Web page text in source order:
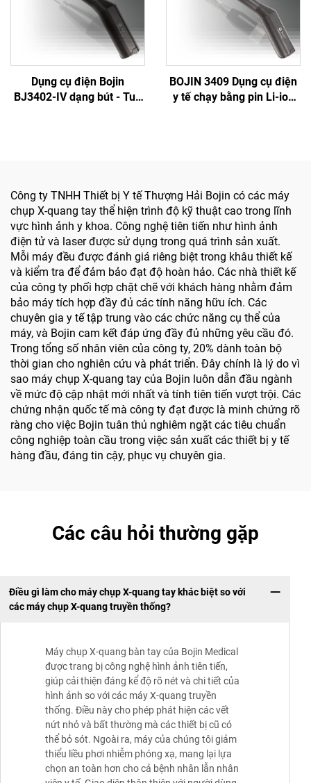
Dụng cụ điện Bojin
BJ3402-IV dạng bút - Tua
BOJIN 3409 Dụng cụ điện
y tế chạy bằng pin Li-ion
Công ty TNHH Thiết bị Y tế Thượng Hải Bojin có các máy
chụp X-quang tay thể hiện trình độ kỹ thuật cao trong lĩnh
vực hình ảnh y khoa. Công nghệ tiên tiến như hình ảnh
điện tử và laser được sử dụng trong quá trình sản xuất.
Mỗi máy đều được đánh giá riêng biệt trong khâu thiết kế
và kiểm tra để đảm bảo đạt độ hoàn hảo. Các nhà thiết kế
của công ty phối hợp chặt chẽ với khách hàng nhằm đảm
bảo máy tích hợp đầy đủ các tính năng hữu ích. Các
chuyên gia y tế tập trung vào các chức năng cụ thể của
máy, và Bojin cam kết đáp ứng đầy đủ những yêu cầu đó.
Trong tổng số nhân viên của công ty, 20% dành toàn bộ
thời gian cho nghiên cứu và phát triển. Đây chính là lý do vì
sao máy chụp X-quang tay của Bojin luôn dẫn đầu ngành
về mức độ cập nhật mới nhất và tính tiên tiến vượt trội. Các
chứng nhận quốc tế mà công ty đạt được là minh chứng rõ
ràng cho việc Bojin tuân thủ nghiêm ngặt các tiêu chuẩn
công nghiệp toàn cầu trong việc sản xuất các thiết bị y tế
hàng đầu, đáng tin cậy, phục vụ chuyên gia.
Các câu hỏi thường gặp
Điều gì làm cho máy chụp X-quang tay khác biệt so với
các máy chụp X-quang truyền thống?
Máy chụp X-quang bàn tay của Bojin Medical
được trang bị công nghệ hình ảnh tiên tiến,
giúp cải thiện đáng kể độ rõ nét và chi tiết của
hình ảnh so với các máy X-quang truyền
thống. Điều này cho phép phát hiện các vết
nứt nhỏ và bất thường mà các thiết bị cũ có
thể bỏ sót. Ngoài ra, máy của chúng tôi giảm
thiểu liều phơi nhiễm phóng xạ, mang lại lựa
chọn an toàn hơn cho cả bệnh nhân lẫn nhân